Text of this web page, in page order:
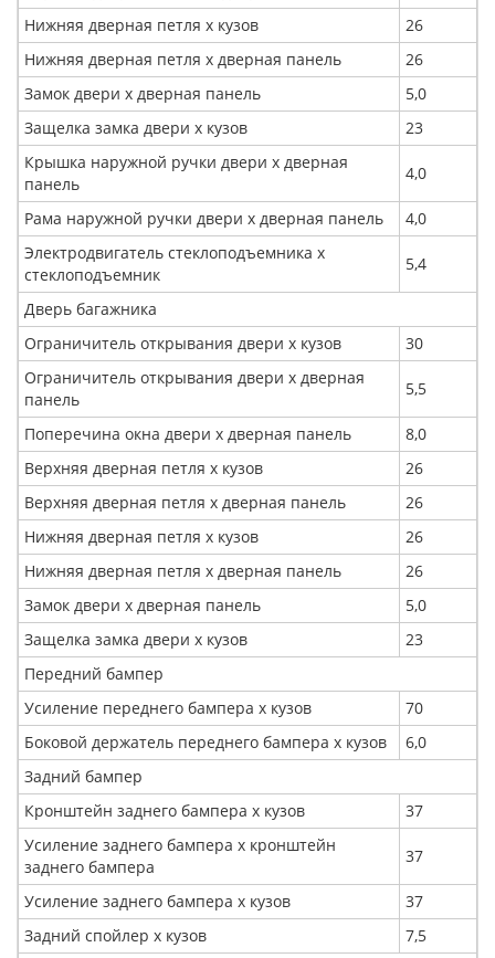
Нижняя дверная петля x кузов
26
Нижняя дверная петля x дверная панель
26
Замок двери x дверная панель
5,0
Защелка замка двери x кузов
23
Крышка наружной ручки двери x дверная
панель
4,0
Рама наружной ручки двери x дверная панель
4,0
Электродвигатель стеклоподъемника x
стеклоподъемник
5,4
Дверь багажника
Ограничитель открывания двери х кузов
30
Ограничитель открывания двери x дверная
панель
5,5
Поперечина окна двери x дверная панель
8,0
Верхняя дверная петля x кузов
26
Верхняя дверная петля x дверная панель
26
Нижняя дверная петля x кузов
26
Нижняя дверная петля x дверная панель
26
Замок двери x дверная панель
5,0
Защелка замка двери x кузов
23
Передний бампер
Усиление переднего бампера х кузов
70
Боковой держатель переднего бампера х кузов
6,0
Задний бампер
Кронштейн заднего бампера х кузов
37
Усиление заднего бампера x кронштейн
заднего бампера
37
Усиление заднего бампера х кузов
37
Задний спойлер x кузов
7,5